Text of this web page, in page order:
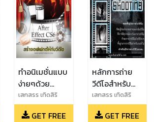
ทำอนิเมชั่นแบบ
ง่ายๆด้วย
After Effect
CS6
เสกสรร เทิดสิริ
ภัทร
GET FREE
หลักการถ่าย
วีดีโอสำหรับ
Youtuber
เสกสรร เทิดสิริ
ภัทร
GET FREE